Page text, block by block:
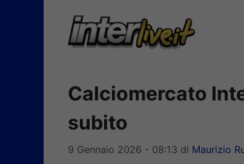
Calciomercato
subito
9 Gennaio 2026 - 08:13 di Maurizio